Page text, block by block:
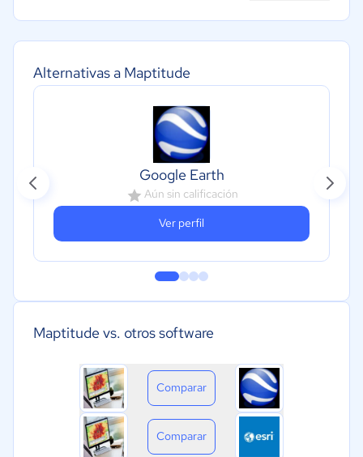
Alternativas a Maptitude
Google Earth
Aún sin calificación
Ver perfil
Maptitude vs. otros software
Comparar
Comparar